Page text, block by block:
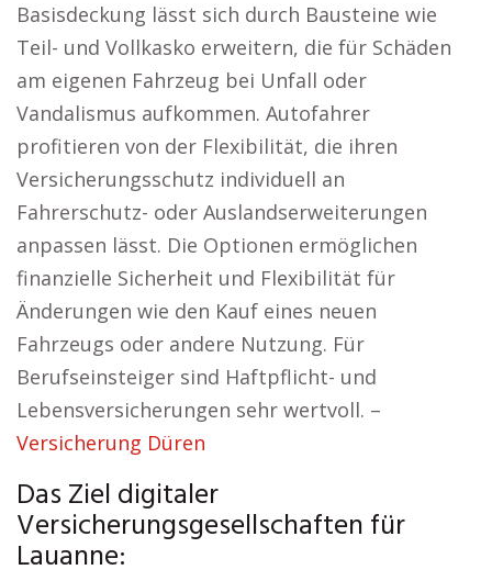
Basisdeckung lässt sich durch Bausteine wie
Teil- und Vollkasko erweitern, die für Schäden
am eigenen Fahrzeug bei Unfall oder
Vandalismus aufkommen. Autofahrer
profitieren von der Flexibilität, die ihren
Versicherungsschutz individuell an
Fahrerschutz- oder Auslandserweiterungen
anpassen lässt. Die Optionen ermöglichen
finanzielle Sicherheit und Flexibilität für
Änderungen wie den Kauf eines neuen
Fahrzeugs oder andere Nutzung. Für
Berufseinsteiger sind Haftpflicht- und
Lebensversicherungen sehr wertvoll. –
Versicherung Düren
Das Ziel digitaler
Versicherungsgesellschaften für
Lauanne: